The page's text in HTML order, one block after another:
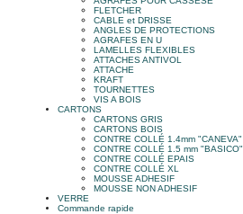
FLETCHER
CABLE et DRISSE
ANGLES DE PROTECTIONS
AGRAFES EN U
LAMELLES FLEXIBLES
ATTACHES ANTIVOL
ATTACHE
KRAFT
TOURNETTES
VIS A BOIS
CARTONS
CARTONS GRIS
CARTONS BOIS
CONTRE COLLÉ 1.4mm "CANEVA"
CONTRE COLLÉ 1.5 mm "BASICO"
CONTRE COLLÉ EPAIS
CONTRE COLLÉ XL
MOUSSE ADHESIF
MOUSSE NON ADHESIF
VERRE
Commande rapide